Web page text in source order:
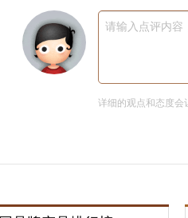
请输入点评内容
详细的观点和态度会